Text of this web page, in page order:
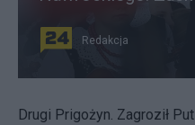
Redakcja
Drugi Prigożyn. Zagroził